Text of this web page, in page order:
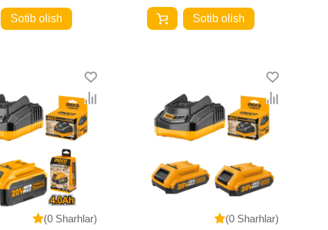
Sotib olish Sotib olish
(0 Sharhlar)
(0 Sharhlar)